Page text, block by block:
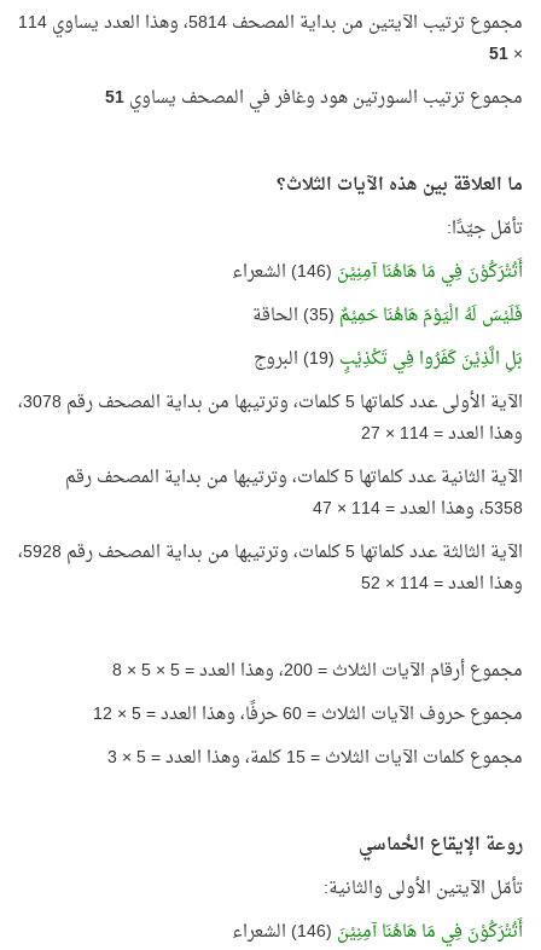
مجموع ترتيب الآيتين من بداية المصحف 5814، وهذا العدد يساوي 114
×
51
مجموع ترتيب السورتين هود وغافر في المصحف يساوي51
ما العلاقة بين هذه الآيات الثلاث؟
تأمّل جيّدًا:
أَتُتْرَكُوْنَ فِي مَا هَاهُنَا آمِنِيْنَ (146) الشعراء
فَلَيْسَ لَهُ الْيَوْمَ هَاهُنَا حَمِيْمٌ (35) الحاقة
بَلِ الَّذِيْنَ كَفَرُوا فِي تَكْذِيْبٍ (19) البروج
الآية الأولى عدد كلماتها 5 كلمات، وترتيبها من بداية المصحف رقم 3078،
وهذا العدد = 114 × 27
الآية الثانية عدد كلماتها 5 كلمات، وترتيبها من بداية المصحف رقم
5358، وهذا العدد = 114 × 47
الآية الثالثة عدد كلماتها 5 كلمات، وترتيبها من بداية المصحف رقم 5928،
وهذا العدد = 114 × 52
مجموع أرقام الآيات الثلاث = 200، وهذا العدد = 5 × 5 × 8
مجموع حروف الآيات الثلاث = 60 حرفًا، وهذا العدد = 5 × 12
مجموع كلمات الآيات الثلاث = 15 كلمة، وهذا العدد = 5 × 3
روعة الإيقاع الخُماسي
تأمّل الآيتين الأولى والثانية:
أَتُتْرَكُوْنَ فِي مَا هَاهُنَا آمِنِيْنَ (146) الشعراء